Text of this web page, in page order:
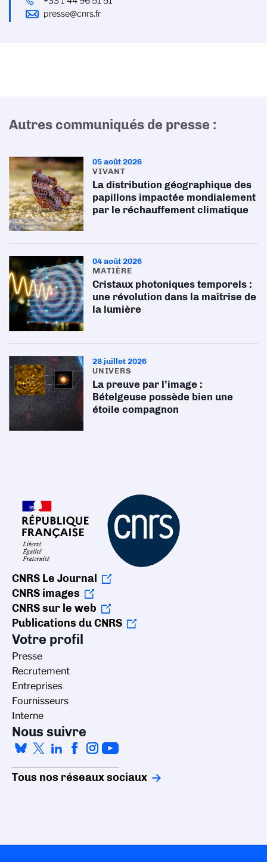
presse@cnrs.fr
Autres communiqués de presse :
05 août 2026
VIVANT
La distribution géographique des
papillons impactée mondialement
par le réchauffement climatique
04 août 2026
MATIÈRE
Cristaux photoniques temporels :
une révolution dans la maîtrise de
la lumière
28 juillet 2026
UNIVERS
La preuve par l’image :
Bételgeuse possède bien une
étoile compagnon
CNRS Le Journal
CNRS images
CNRS sur le web
Publications du CNRS
Votre profil
Presse
Recrutement
Entreprises
Fournisseurs
Interne
Nous suivre
Tous nos réseaux sociaux